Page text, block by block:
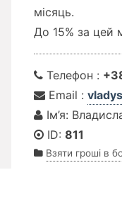
місяць.
До 15% за цей
Телефон :
Email :
Ім’я:
ID: 811
Взяти гроші в